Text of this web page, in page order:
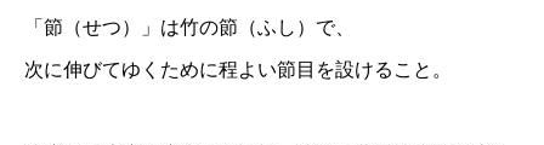
「節（せつ）」は竹の節（ふし）で、
次に伸びてゆくために程よい節目を設けること。